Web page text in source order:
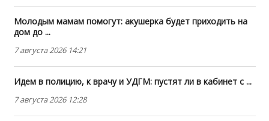
Молодым мамам помогут: акушерка будет приходить на
дом до ...
7 августа 2026 14:21
Идем в полицию, к врачу и УДГМ: пустят ли в кабинет с ...
7 августа 2026 12:28